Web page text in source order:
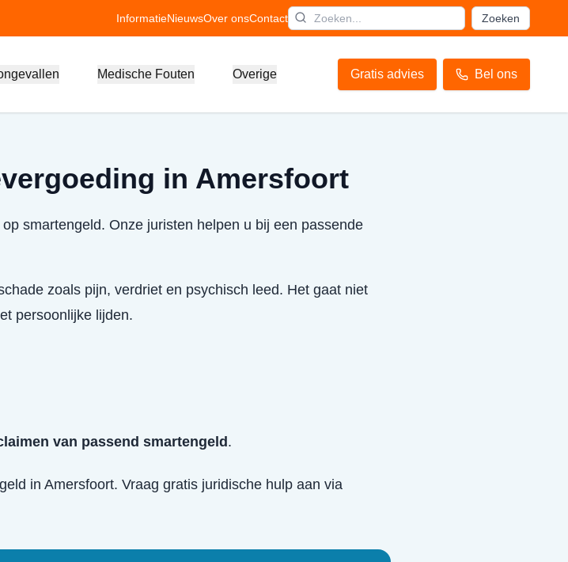
InformatieNieuwsOver onsContact Zoeken
Medische Fouten Overige Gratis advies Bel ons
in Amersfoort
smartengeld. Onze juristen helpen u bij een passende
zoals pijn, verdriet en psychisch leed. Het gaat niet
persoonlijke lijden.
van passend smartengeld .
in Amersfoort. Vraag gratis juridische hulp aan via